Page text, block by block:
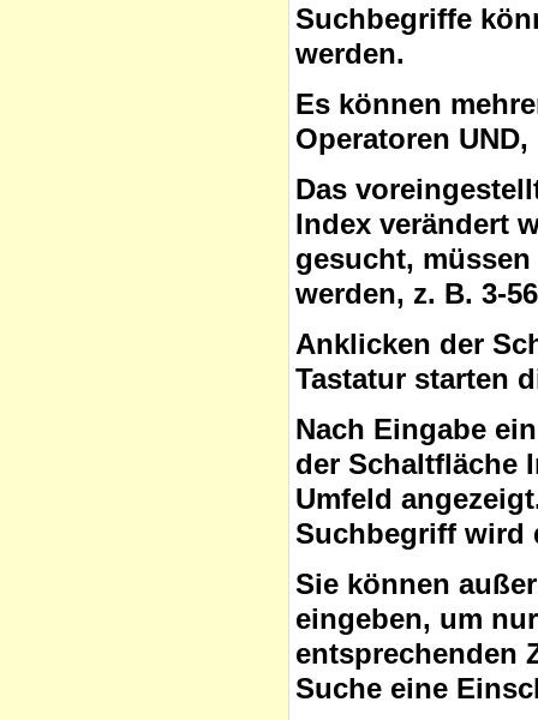
Suchbegriffe
werden.
Es können
Operatoren
Das
Index verändert
gesucht,
werden, z. B. 3-
Anklicken der
Tastatur starten
Nach Eingabe
der Schaltfläche
Umfeld
Suchbegriff wird
Sie können
eingeben, um
entsprechenden
Suche eine